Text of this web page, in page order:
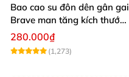
Bao cao su đôn dên gân gai
Brave man tăng kích thước
khủng
280.000₫
(1,273)